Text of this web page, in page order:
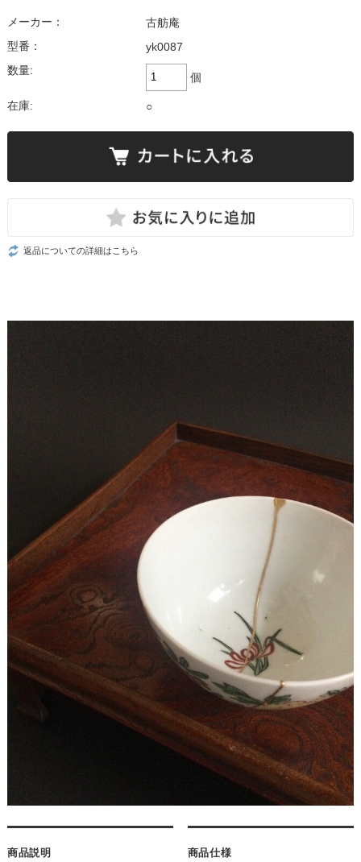
メーカー：
古舫庵
型番：
yk0087
数量:
個
在庫: ○
返品についての詳細はこちら
商品説明 商品仕様